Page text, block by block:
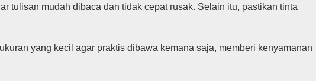
tulisan mudah dibaca dan tidak cepat rusak. Selain itu, pastikan tinta
yang kecil agar praktis dibawa kemana saja, memberi kenyamanan